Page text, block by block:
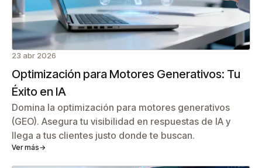
23 abr 2026
Optimización para Motores Generativos: Tu
Éxito en IA
Domina la optimización para motores generativos
(GEO). Asegura tu visibilidad en respuestas de IA y
llega a tus clientes justo donde te buscan.
Ver más→